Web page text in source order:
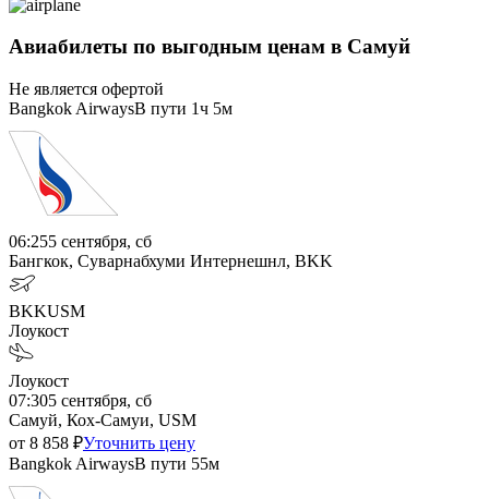
Авиабилеты по выгодным ценам в Самуй
Не является офертой
Bangkok AirwaysВ пути 1ч 5м
06:255 сентября, сб
Бангкок, Суварнабхуми Интернешнл, BKK
BKKUSM
Лоукост
Лоукост
07:305 сентября, сб
Самуй, Кох-Самуи, USM
от 8 858 ₽Уточнить цену
Bangkok AirwaysВ пути 55м